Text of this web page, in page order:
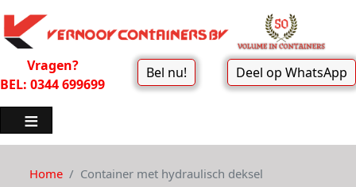
Vragen?
BEL: 0344 699699
Bel nu! Deel op WhatsApp
Home Container met hydraulisch deksel